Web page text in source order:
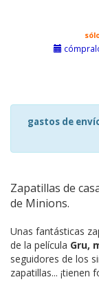
gastos de
Zapatillas de
de Minions.
Unas fantásticas
de la película Gru,
seguidores de los
zapatillas... ¡tienen